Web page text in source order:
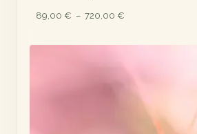
89,00 € – 720,00 €Plage
prix :